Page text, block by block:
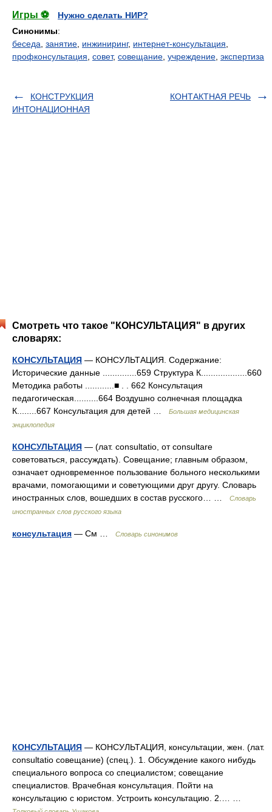
Игры ⚽
Нужно сделать НИР?
Синонимы:
беседа занятие инжиниринг, интернет-консультация
профконсультация совет, совещание учреждение экспертиза
КОНСТРУКЦИЯ
ИНТОНАЦИОННАЯ
КОНТАКТНАЯ РЕЧЬ
Смотреть что такое "КОНСУЛЬТАЦИЯ" в других
словарях:
КОНСУЛЬТАЦИЯ — КОНСУЛЬТАЦИЯ. Содержание:
Исторические данные ..............659 Структура К...................660
Методика работы ............■ . . 662 Консультация
педагогическая..........664 Воздушно солнечная площадка
К........667 Консультация для детей …
Большая медицинская
энциклопедия
КОНСУЛЬТАЦИЯ — (лат. consultatio, от consultare
советоваться, рассуждать). Совещание; главным образом,
означает одновременное пользование больного несколькими
врачами, помогающими и советующими друг другу. Словарь
иностранных слов, вошедших в состав русского… …
Словарь
иностранных слов русского языка
консультация — См … Словарь синонимов
КОНСУЛЬТАЦИЯ — КОНСУЛЬТАЦИЯ, консультации, жен. (лат.
consultatio совещание) (спец.). 1. Обсуждение какого нибудь
специального вопроса со специалистом; совещание
специалистов. Врачебная консультация. Пойти на
консультацию с юристом. Устроить консультацию. 2.… …